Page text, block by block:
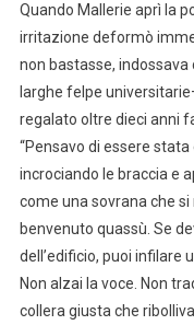
Quando Mallerie aprì la
irritazione deformò
non bastasse, indossava
larghe felpe
regalato oltre dieci anni
“Pensavo di essere
incrociando le braccia e
come una sovrana che si
benvenuto quassù. Se
dell’edificio, puoi infilare
Non alzai la voce. Non
collera giusta che